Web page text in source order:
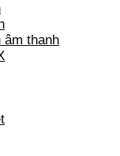
âm thanh